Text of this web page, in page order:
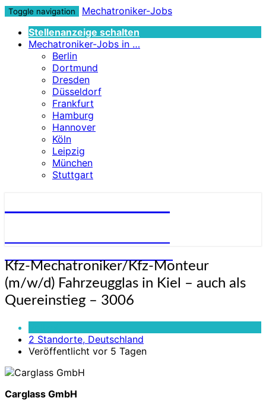
Toggle navigation
Mechatroniker-Jobs
Stellenanzeige schalten
Mechatroniker-Jobs in …
Berlin
Dortmund
Dresden
Düsseldorf
Frankfurt
Hamburg
Hannover
Köln
Leipzig
München
Stuttgart
Kfz-
Mechatroniker/Kfz-
Monteur
(m/w/d)
Fahrzeugglas
als
Quereinstieg
–
Kfz-Mechatroniker/Kfz-Monteur
(m/w/d) Fahrzeugglas in Kiel – auch als
Quereinstieg – 3006
2 Standorte, Deutschland
Veröffentlicht vor 5 Tagen
Carglass GmbH